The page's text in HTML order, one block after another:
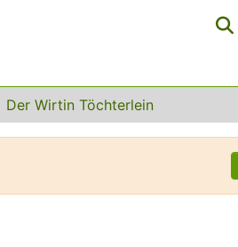
Der Wirtin Töchterlein